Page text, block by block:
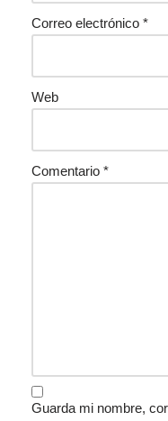
Correo electrónico *
Web
Comentario *
Guarda mi nombre,